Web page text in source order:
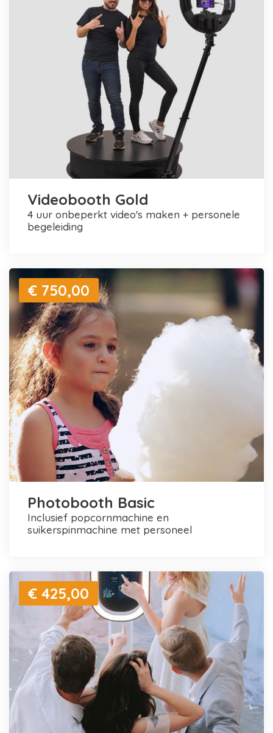
Videobooth Gold
4 uur onbeperkt video's maken + personele
begeleiding
€ 750,00
Photobooth Basic
inclusief popcornmachine en
suikerspinmachine met personeel
€ 425,00